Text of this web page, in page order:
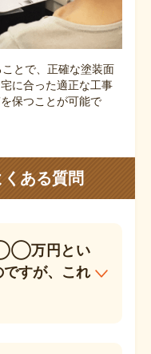
とで、正確な塗装面
に合った適正な工事
保つことが可能で
ある質問
万円とい
すが、これ